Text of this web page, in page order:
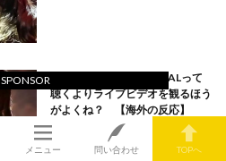
新参だけど、BABYMETALって
聴くよりライブビデオを観るほう
がよくね？ 【海外の反応】
SPONSOR
メニュー 問い合わせ TOPへ